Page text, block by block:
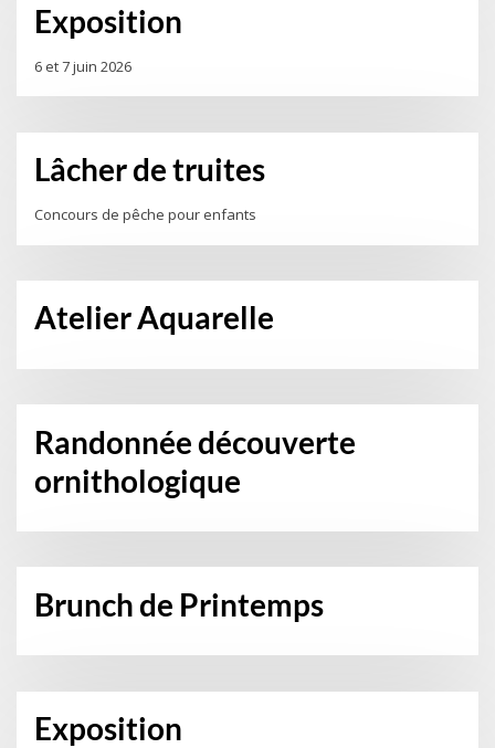
Exposition
6 et 7 juin 2026
Lâcher de truites
Concours de pêche pour enfants
Atelier Aquarelle
Randonnée découverte
ornithologique
Brunch de Printemps
Exposition